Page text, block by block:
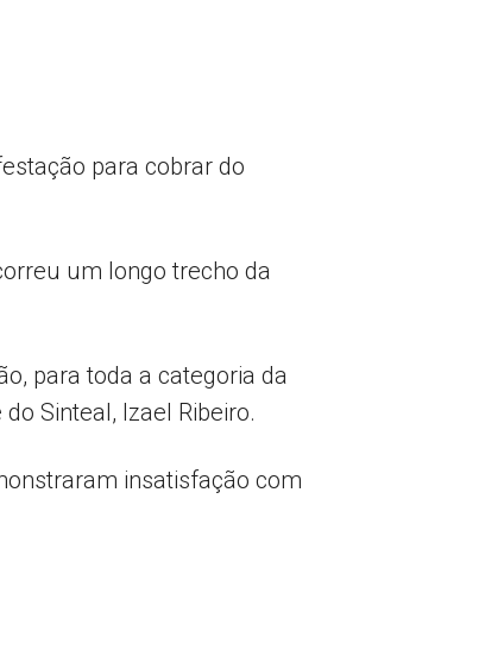
para cobrar do
um longo trecho da
para toda a categoria da
Sinteal, Izael Ribeiro.
insatisfação com